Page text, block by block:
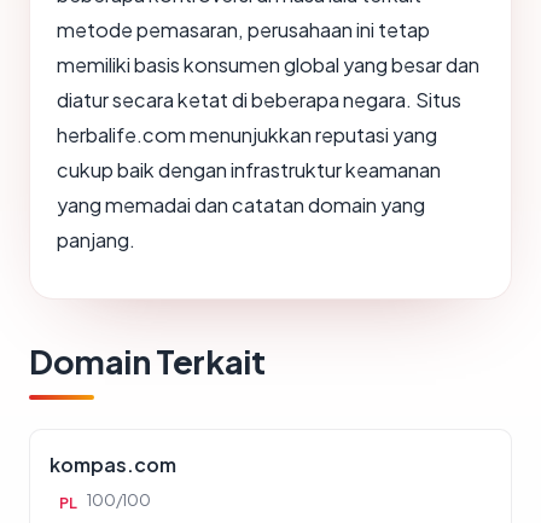
metode pemasaran, perusahaan ini tetap
memiliki basis konsumen global yang besar dan
diatur secara ketat di beberapa negara. Situs
herbalife.com menunjukkan reputasi yang
cukup baik dengan infrastruktur keamanan
yang memadai dan catatan domain yang
panjang.
Domain Terkait
kompas.com
PL 100/100